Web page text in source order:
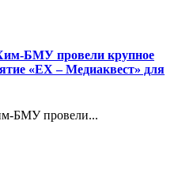
БМУ провели крупное
«ЕХ – Медиаквест» для
БМУ провели...